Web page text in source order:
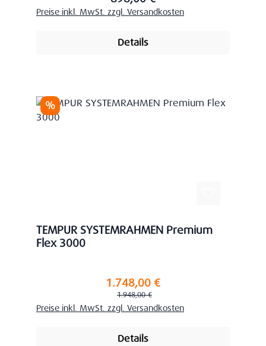
Preise inkl. MwSt. zzgl. Versandkosten
Details
Rabatt
%
TEMPUR SYSTEMRAHMEN Premium
Flex 3000
Verkaufspreis:1.748,00 €
Regulärer Preis:
1.948,00 €
Preise inkl. MwSt. zzgl. Versandkosten
Details